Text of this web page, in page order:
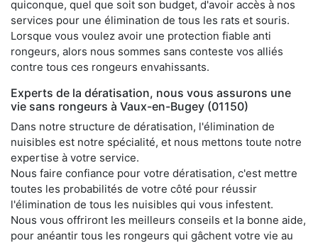
quiconque, quel que soit son budget, d'avoir accès à nos
services pour une élimination de tous les rats et souris.
Lorsque vous voulez avoir une protection fiable anti
rongeurs, alors nous sommes sans conteste vos alliés
contre tous ces rongeurs envahissants.
Experts de la dératisation, nous vous assurons une
vie sans rongeurs à Vaux-en-Bugey (01150)
Dans notre structure de dératisation, l'élimination de
nuisibles est notre spécialité, et nous mettons toute notre
expertise à votre service.
Nous faire confiance pour votre dératisation, c'est mettre
toutes les probabilités de votre côté pour réussir
l'élimination de tous les nuisibles qui vous infestent.
Nous vous offriront les meilleurs conseils et la bonne aide,
pour anéantir tous les rongeurs qui gâchent votre vie au